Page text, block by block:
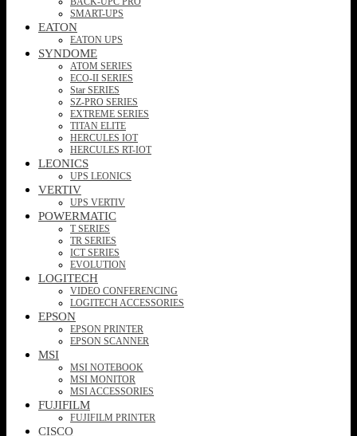
SMART-UPS
EATON
EATON UPS
SYNDOME
ATOM SERIES
ECO-II SERIES
Star SERIES
SZ-PRO SERIES
EXTREME SERIES
TITAN ELITE
HERCULES IOT
HERCULES RT-IOT
LEONICS
UPS LEONICS
VERTIV
UPS VERTIV
POWERMATIC
T SERIES
TR SERIES
ICT SERIES
EVOLUTION
LOGITECH
VIDEO CONFERENCING
LOGITECH ACCESSORIES
EPSON
EPSON PRINTER
EPSON SCANNER
MSI
MSI NOTEBOOK
MSI MONITOR
MSI ACCESSORIES
FUJIFILM
FUJIFILM PRINTER
CISCO